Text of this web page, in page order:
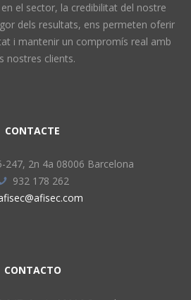
el sector, la credibilitat del nostre
dels resultats, ens permeten oferir
i mantenir un compromís real amb
nostres clients.
CONTACTE
247, 2n 4a 08006 Barcelona
932 178 262
CONTACTO